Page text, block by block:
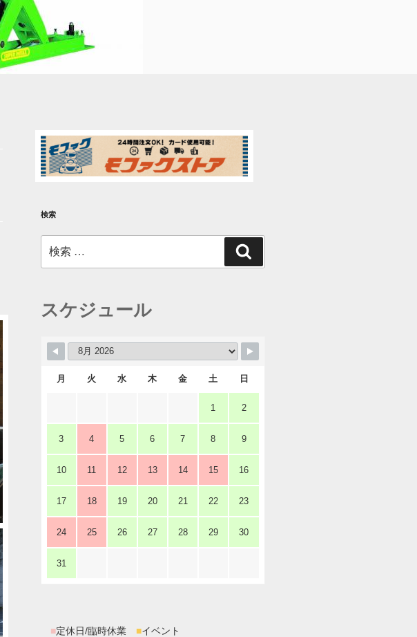
検索
索:
索
スケジュール
月 火 水 木 金 土 日
1 2
3 4 5 6 7 8 9
10 11 12 13 14 15 16
17 18 19 20 21 22 23
24 25 26 27 28 29 30
31
■定休日/臨時休業 ■イベント